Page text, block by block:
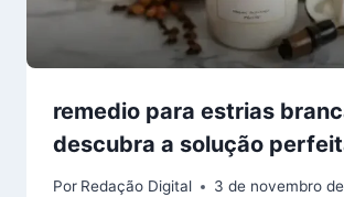
remedio para estrias
descubra a solução
Por Redação Digital 3 de novembro